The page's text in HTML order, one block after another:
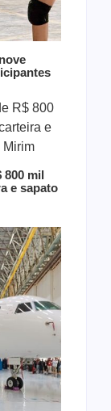
800 mil
e sapato